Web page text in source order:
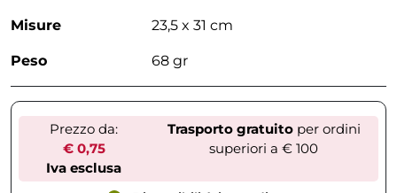
Misure 23,5 x 31 cm
Peso 68 gr
Prezzo da:
€ 0,75
Iva esclusa
Trasporto gratuitoper ordini
superiori a € 100